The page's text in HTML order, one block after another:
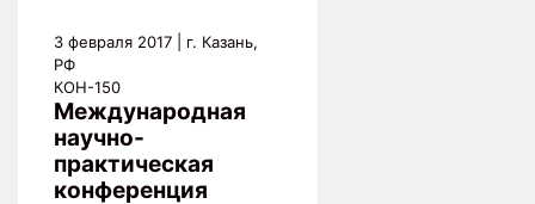
3 февраля 2017 | г. Казань,
РФ
КОН-150
Международная
научно-
практическая
конференция